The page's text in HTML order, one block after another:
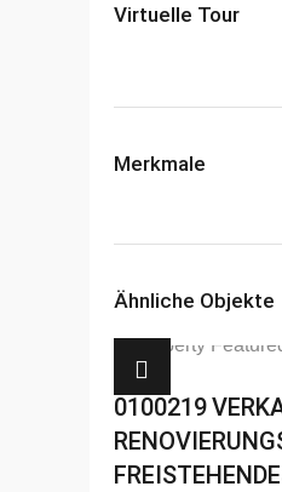
Virtuelle Tour
Merkmale
Ähnliche Objekte
0100219